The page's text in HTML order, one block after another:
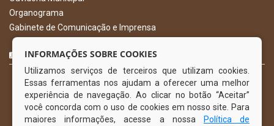
Organograma
Gabinete de Comunicação e Imprensa
CURTA NOSSA FAN PAGE
INFORMAÇÕES SOBRE COOKIES
Utilizamos serviços de terceiros que utilizam cookies.
Essas ferramentas nos ajudam a oferecer uma melhor
experiência de navegação. Ao clicar no botão “Aceitar”
você concorda com o uso de cookies em nosso site. Para
maiores informações, acesse a nossa
Política de